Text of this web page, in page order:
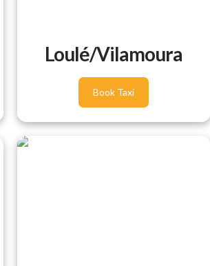
Loulé/Vilamoura
Book Taxi